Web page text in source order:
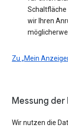
Schaltfläche
wir Ihren
Zu „Mein
Messung
Wir nutzen die